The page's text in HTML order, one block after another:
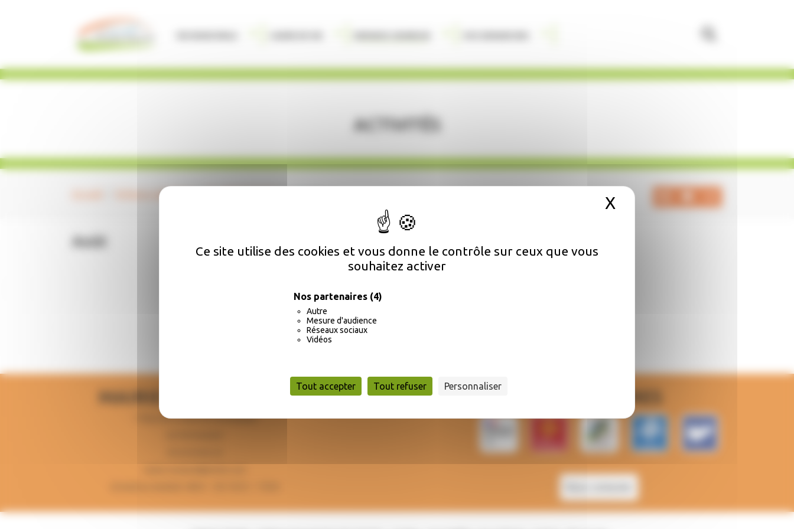
Ce site utilise des cookies et vous donne le contrôle sur ceux que vous
souhaitez activer
Nos partenaires (4)
Autre
Mesure d'audience
Réseaux sociaux
Vidéos
Tout accepter Tout refuser Personnaliser
X Masquer le bandeau
Vie Municipale Cadre de vie Enfance Jeunesse Vos demarches
Activités
Enfance Jeunesse
Août
Planning des activités en maternelle
MAIRIE DE MONTECH
1 Place de la mairie 82700 Montech
PARTENAIRES